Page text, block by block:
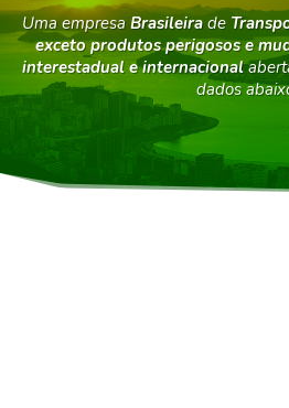
Uma empresa Brasileira de
exceto produtos perigosos e
interestadual e internacional
dados